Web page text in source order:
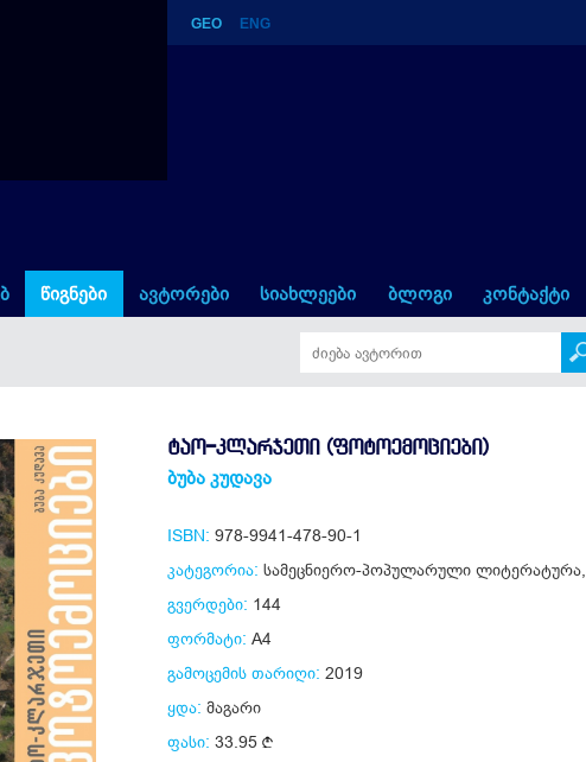
GEO ENG
წიგნები ავტორები სიახლეები ბლოგი კონტაქტი
ᲢᲐᲝ-ᲙᲚᲐᲠᲯᲔᲗᲘ (ᲤᲝᲢᲝᲔᲛᲝᲪᲘᲔᲑᲘ)
ბუბა კუდავა
ISBN: 978-9941-478-90-1
კატეგორია: სამეცნიერო-პოპულარული ლიტერატურა
გვერდები: 144
ფორმატი: A4
გამოცემის თარიღი: 2019
ყდა: მაგარი
ფასი: 33.95